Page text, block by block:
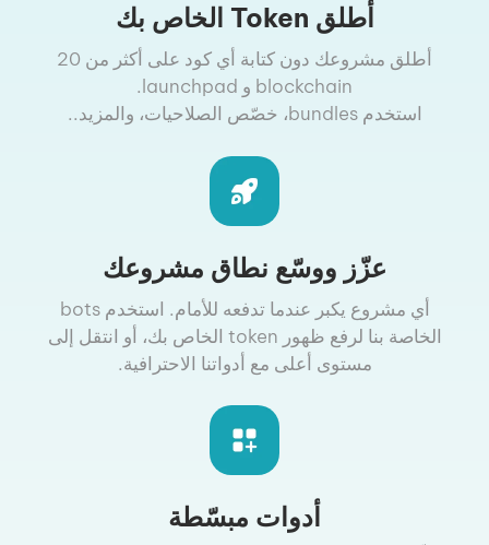
أطلق Token الخاص بك
أطلق مشروعك دون كتابة أي كود على أكثر من 20
blockchain و launchpad.
استخدم bundles، خصّص الصلاحيات، والمزيد..
عزّز ووسّع نطاق مشروعك
أي مشروع يكبر عندما تدفعه للأمام. استخدم bots
الخاصة بنا لرفع ظهور token الخاص بك، أو انتقل إلى
مستوى أعلى مع أدواتنا الاحترافية.
أدوات مبسّطة